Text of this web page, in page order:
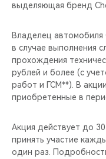
ВИДЕООБЗОРЫ
выделяющая бренд
Владелец автомобиля
в случае выполнения
прохождения
рублей и более (с
работ и ГСМ**). В
приобретенные в
Акция действует до
принять участие
один раз.